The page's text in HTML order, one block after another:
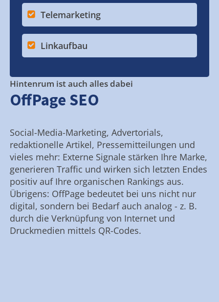
Telemarketing
Linkaufbau
Hintenrum ist auch alles dabei
OffPage SEO
Social-Media-Marketing, Advertorials,
redaktionelle Artikel, Pressemitteilungen und
vieles mehr: Externe Signale stärken Ihre Marke,
generieren Traffic und wirken sich letzten Endes
positiv auf Ihre organischen Rankings aus.
Übrigens: OffPage bedeutet bei uns nicht nur
digital, sondern bei Bedarf auch analog - z. B.
durch die Verknüpfung von Internet und
Druckmedien mittels QR-Codes.